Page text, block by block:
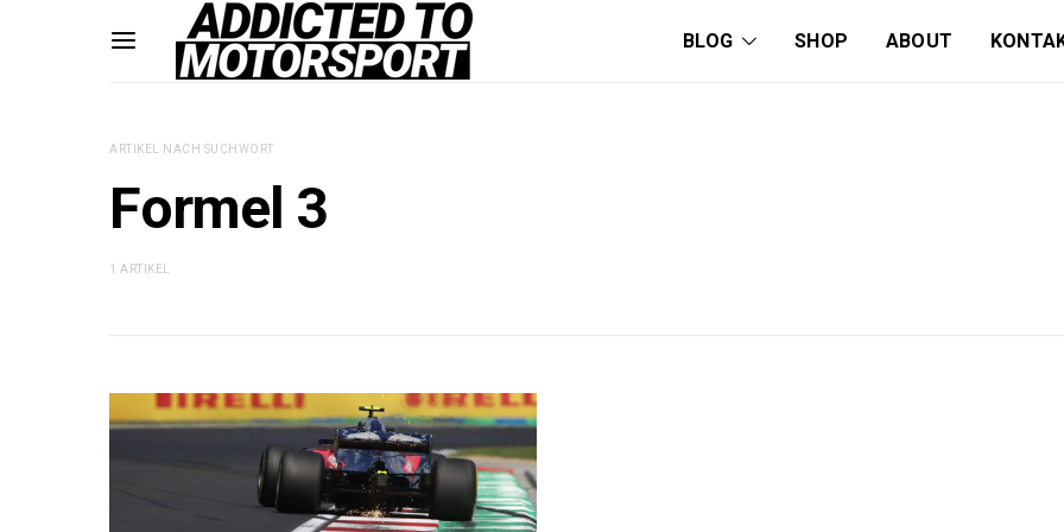
BLOG SHOP ABOUT
ARTIKEL NACH SUCHWORT
Formel 3
1 ARTIKEL